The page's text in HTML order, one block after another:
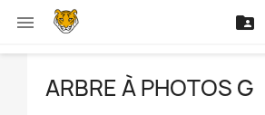
 
ARBRE À PHOTOS G